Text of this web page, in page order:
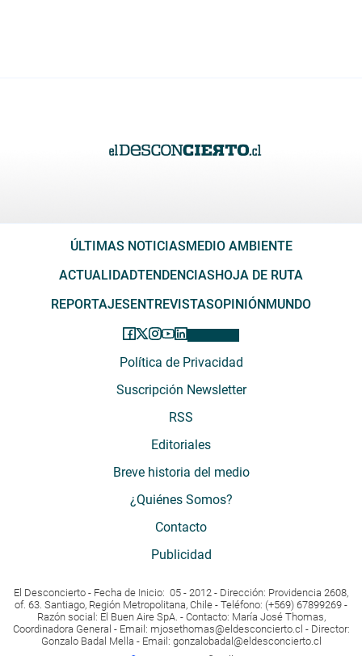
ÚLTIMAS NOTICIAS MEDIO AMBIENTE
ACTUALIDADTENDENCIAS HOJA DE RUTA
REPORTAJES ENTREVISTASOPINIÓN MUNDO
Política de Privacidad
Suscripción Newsletter
RSS
Editoriales
Breve historia del medio
¿Quiénes Somos?
Contacto
Publicidad
El Desconcierto - Fecha de Inicio: 05 - 2012 - Dirección: Providencia 2608,
of. 63. Santiago, Región Metropolitana, Chile - Teléfono: (+569) 67899269 -
Razón social: El Buen Aire SpA. - Contacto: María José Thomas,
Coordinadora General - Email: mjosethomas@eldesconcierto.cl - Director:
Gonzalo Badal Mella - Email: gonzalobadal@eldesconcierto.cl